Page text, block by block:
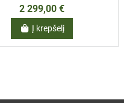
2 299,00 €
Į krepšelį